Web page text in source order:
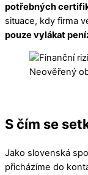
potřebných
situace, kdy firma
pouze vylákat
Neověřený
S čím se
Jako slovenská
přicházíme do